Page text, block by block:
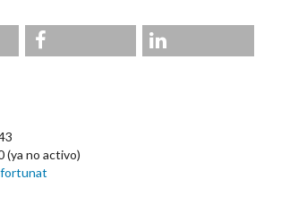
(ya no activo)